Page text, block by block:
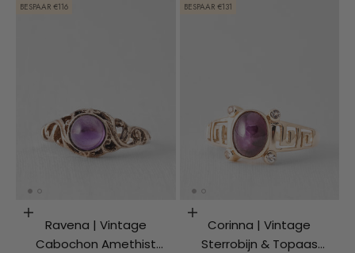
BESPAAR €116
Opties kiezen
Ravena | Vintage
Cabochon Amethist
BESPAAR €131
Opties kiezen
Corinna | Vintage
Sterrobijn & Topaas